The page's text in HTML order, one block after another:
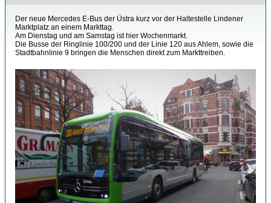
Der neue Mercedes E-Bus der Üstra kurz vor der Haltestelle Lindener
Marktplatz an einem Markttag.
Am Dienstag und am Samstag ist hier Wochenmarkt.
Die Busse der Ringlinie 100/200 und der Linie 120 aus Ahlem, sowie die
Stadtbahnlinie 9 bringen die Menschen direkt zum Markttreiben.